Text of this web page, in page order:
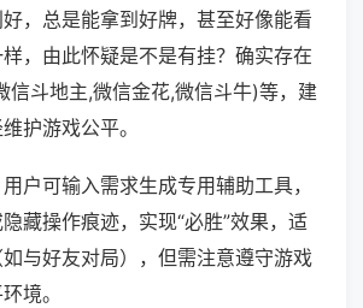
，总是能拿到好牌，甚至好像能看
，由此怀疑是不是有挂？确实存在
信斗地主,微信金花,微信斗牛)等，建
护游戏公平。
户可输入需求生成专用辅助工具，
藏操作痕迹，实现“必胜”效果，适
与好友对局），但需注意遵守游戏
境。